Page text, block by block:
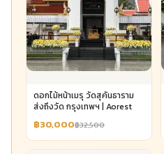
ดอกไม้หน้าเมรุ วัดสุคันธาราม
ส่งถึงวัด กรุงเทพฯ | Aorest
฿30,000฿32,500